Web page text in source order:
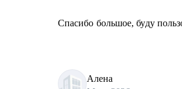
Спасибо большое, буду
Алена